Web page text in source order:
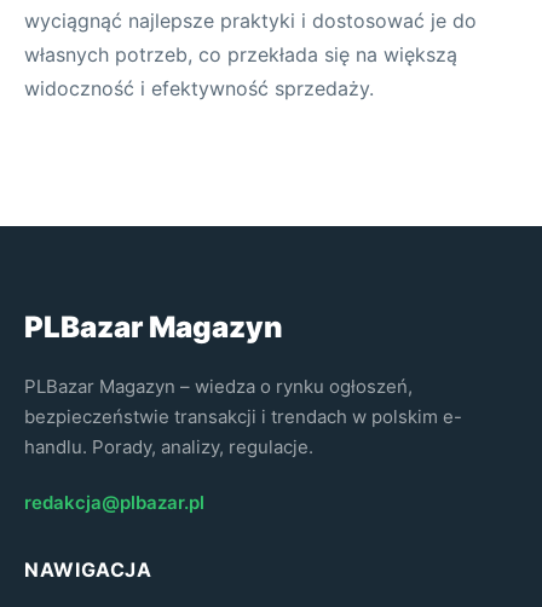
wyciągnąć najlepsze praktyki i dostosować je do
własnych potrzeb, co przekłada się na większą
widoczność i efektywność sprzedaży.
PLBazar Magazyn
PLBazar Magazyn – wiedza o rynku ogłoszeń,
bezpieczeństwie transakcji i trendach w polskim e-
handlu. Porady, analizy, regulacje.
redakcja@plbazar.pl
NAWIGACJA